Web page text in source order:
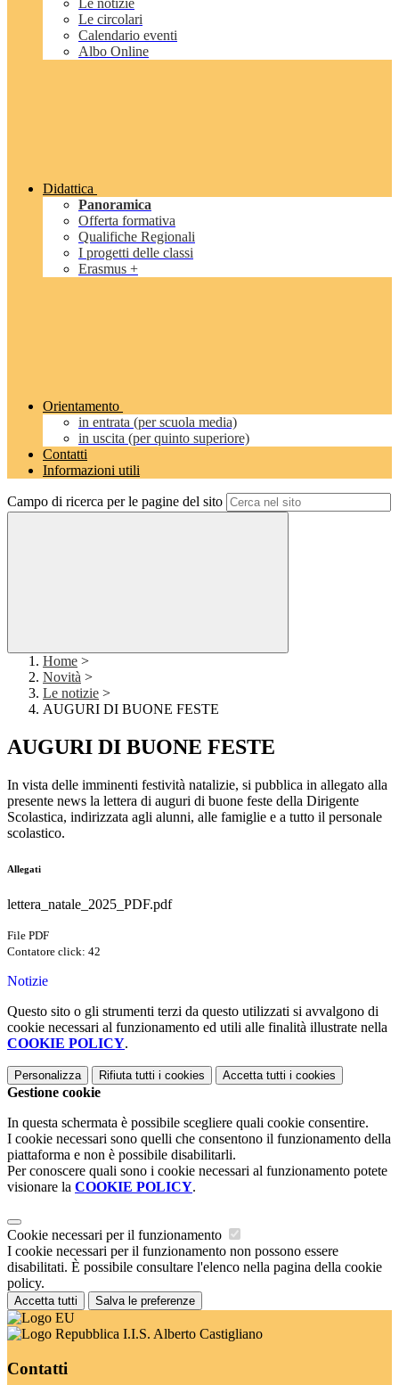
Le notizie
Le circolari
Calendario eventi
Albo Online
Didattica
Panoramica
Offerta formativa
Qualifiche Regionali
I progetti delle classi
Erasmus +
Orientamento
in entrata (per scuola media)
in uscita (per quinto superiore)
Contatti
Informazioni utili
Campo di ricerca per le pagine del sito
Home >
Novità >
Le notizie >
AUGURI DI BUONE FESTE
AUGURI DI BUONE FESTE
In vista delle imminenti festività natalizie, si pubblica in allegato alla
presente news la lettera di auguri di buone feste della Dirigente
Scolastica, indirizzata agli alunni, alle famiglie e a tutto il personale
scolastico.
Allegati
lettera_natale_2025_PDF.pdf
File PDF
Contatore click: 42
Notizie
Questo sito o gli strumenti terzi da questo utilizzati si avvalgono di
cookie necessari al funzionamento ed utili alle finalità illustrate nella
COOKIE POLICY.
Personalizza Rifiuta tutti i cookies Accetta tutti i cookies
Gestione cookie
In questa schermata è possibile scegliere quali cookie consentire.
I cookie necessari sono quelli che consentono il funzionamento della
piattaforma e non è possibile disabilitarli.
Per conoscere quali sono i cookie necessari al funzionamento potete
visionare la COOKIE POLICY.
Cookie necessari per il funzionamento
I cookie necessari per il funzionamento non possono essere
disabilitati. È possibile consultare l'elenco nella pagina della cookie
policy.
Accetta tutti Salva le preferenze
I.I.S. Alberto Castigliano
Contatti